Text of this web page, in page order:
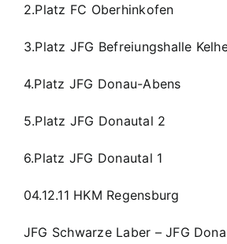
2.Platz FC Oberhinkofen
3.Platz JFG Befreiungshalle
4.Platz JFG Donau-Abens
5.Platz JFG Donautal 2
6.Platz JFG Donautal 1
04.12.11 HKM Regensburg
JFG Schwarze Laber – JFG